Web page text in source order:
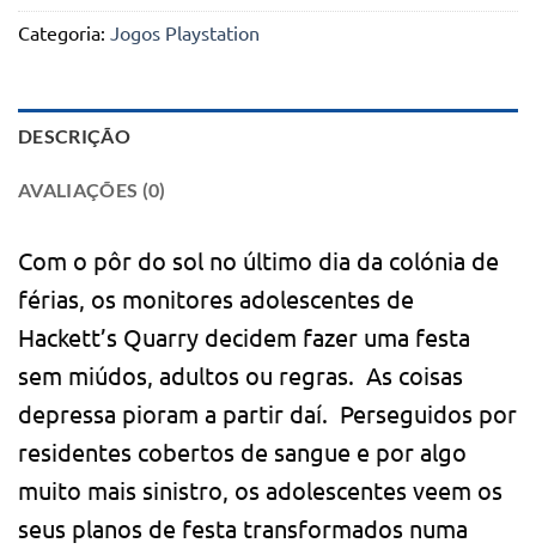
Categoria: Jogos Playstation
DESCRIÇÃO
AVALIAÇÕES (0)
Com o pôr do sol no último dia da colónia de
férias, os monitores adolescentes de
Hackett’s Quarry decidem fazer uma festa
sem miúdos, adultos ou regras. As coisas
depressa pioram a partir daí. Perseguidos por
residentes cobertos de sangue e por algo
muito mais sinistro, os adolescentes veem os
seus planos de festa transformados numa